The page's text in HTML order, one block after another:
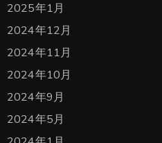
2025年1月
2024年12月
2024年11月
2024年10月
2024年9月
2024年5月